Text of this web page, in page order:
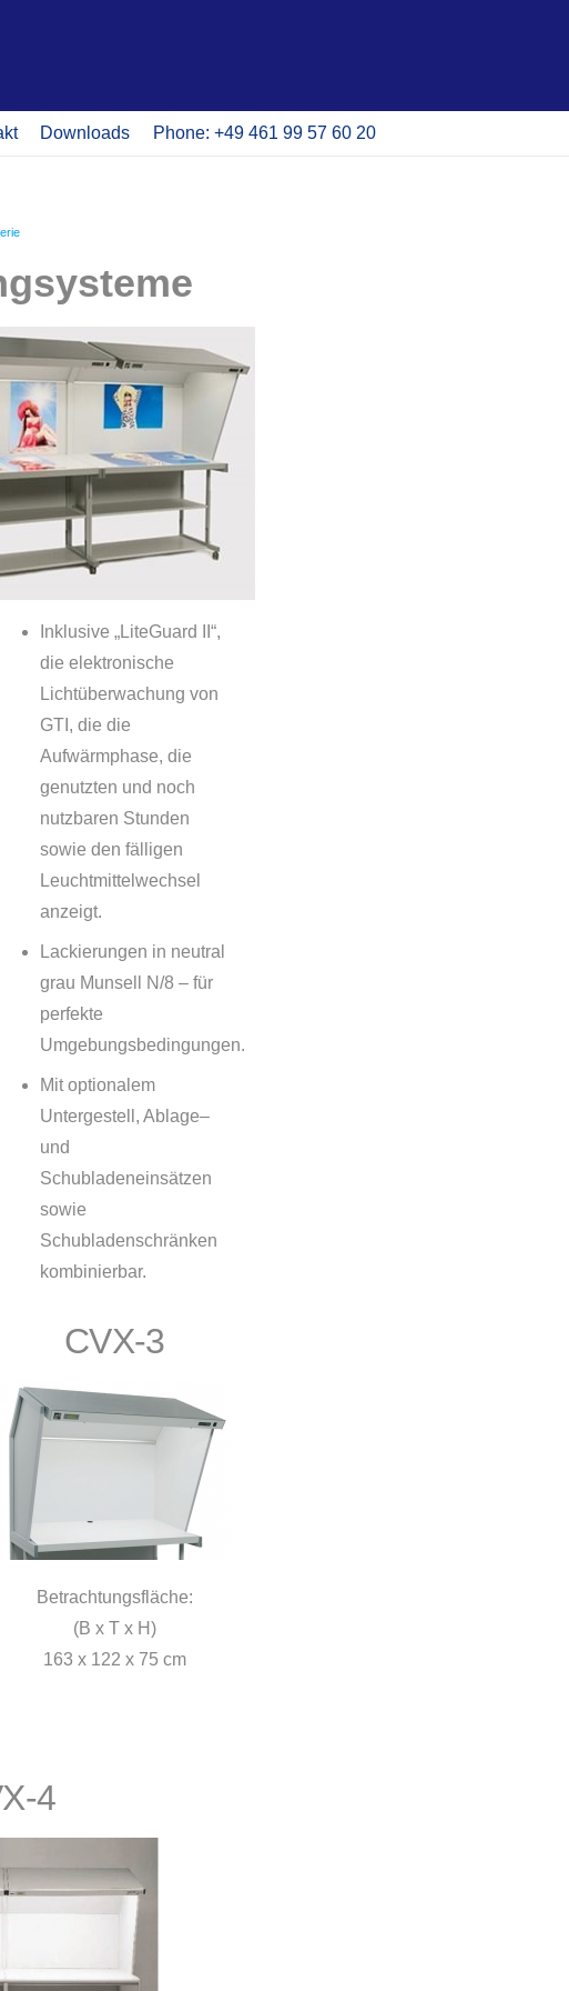
Downloads Phone: +49 461 99 57 60 20
Inklusive „LiteGuard II“,
die elektronische
Lichtüberwachung von
GTI, die die
Aufwärmphase, die
genutzten und noch
nutzbaren Stunden
sowie den fälligen
Leuchtmittelwechsel
anzeigt.
Lackierungen in neutral
grau Munsell N/8 – für
perfekte
Umgebungsbedingungen.
Mit optionalem
Untergestell, Ablage–
und
Schubladeneinsätzen
sowie
Schubladenschränken
kombinierbar.
CVX-3
Betrachtungsfläche:
(B x T x H)
163 x 122 x 75 cm
4